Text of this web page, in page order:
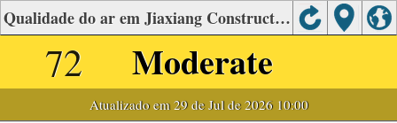
Qualidade do ar em Jiaxiang Construction Bureau, Jiaxiang County
72 Moderate
Atualizado em 29 de Jul de 2026 10:00